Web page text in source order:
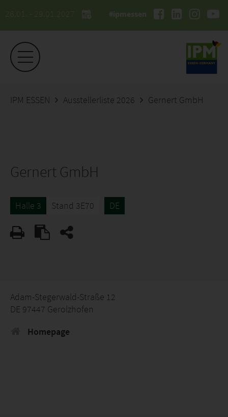
26.01. - 29.01.2027 #ipmessen
IPM ESSEN Ausstellerliste 2026 Gernert GmbH
Gernert GmbH
Halle 3 Stand 3E70 DE
Adam-Stegerwald-Straße 12
DE 97447 Gerolzhofen
Homepage